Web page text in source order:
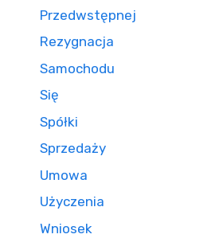
Przedwstępnej
Rezygnacja
Samochodu
Się
Spółki
Sprzedaży
Umowa
Użyczenia
Wniosek